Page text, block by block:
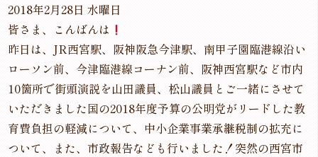
2018年2月28日 水曜日
皆さま、こんばんは
昨日は、JR西宮駅、阪神阪急今津駅、南甲子園臨港線沿い
ローソン前、今津臨港線コーナン前、阪神西宮駅など市内
10箇所で街頭演説を山田議員、松山議員とご一緒にさせて
いただきました国の2018年度予算の公明党がリードした教
育費負担の軽減について、中小企業事業承継税制の拡充に
ついて、また、市政報告なども行いました！突然の西宮市